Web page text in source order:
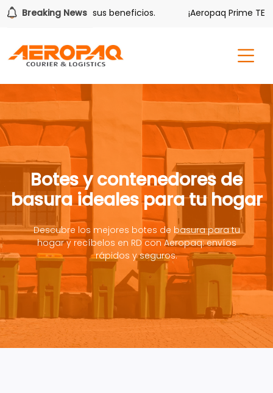
Breaking News
también tiene sus beneficios. ¡Aeropaq Prime TE DA
Botes y contenedores de
basura ideales para tu hogar
Descubre los mejores botes de basura para tu
hogar y recíbelos en RD con Aeropaq: envíos
rápidos y seguros.